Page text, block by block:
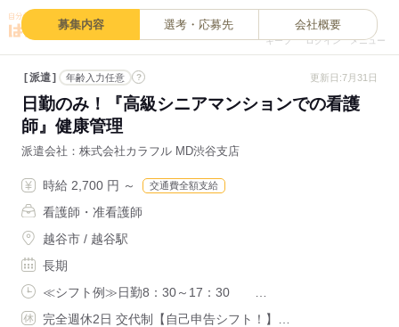
キープ ログイン メニュー
募集内容 選考・応募先 会社概要
派遣 年齢入力任意 ? 更新日:7月31日
日勤のみ！『高級シニアマンションでの看護
師』健康管理
派遣会社 株式会社カラフル MD渋谷支店
時給 2,700 円 ～ 交通費全額支給
看護師・准看護師
越谷市 / 越谷駅
長期
≪シフト例≫日勤8：30～17：30 …
完全週休2日 交代制【自己申告シフト！】…